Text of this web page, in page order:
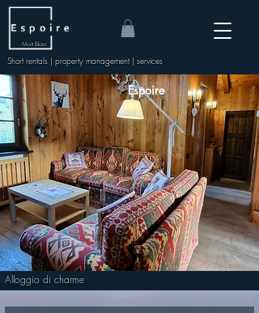
Short rentals | property management | services
Mont Blanc
Espoire
Alloggio di charme